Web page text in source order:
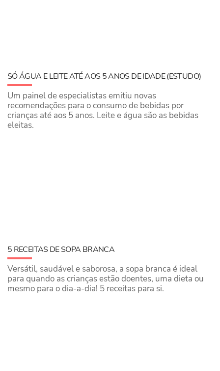
SÓ ÁGUA E LEITE ATÉ AOS 5 ANOS DE IDADE (ESTUDO)
Um painel de especialistas emitiu novas
recomendações para o consumo de bebidas por
crianças até aos 5 anos. Leite e água são as bebidas
eleitas.
5 RECEITAS DE SOPA BRANCA
Versátil, saudável e saborosa, a sopa branca é ideal
para quando as crianças estão doentes, uma dieta ou
mesmo para o dia-a-dia! 5 receitas para si.